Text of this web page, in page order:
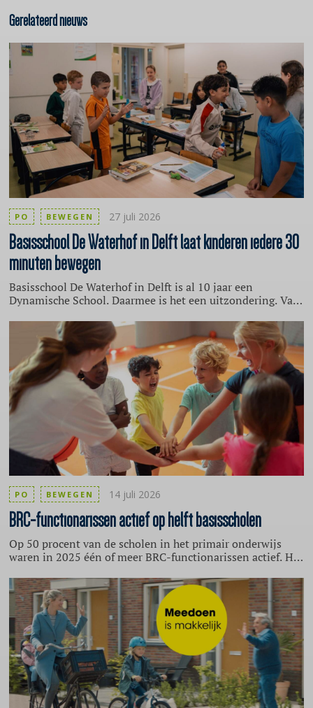
Gerelateerd nieuws
Basisschool De Waterhof in Delft laat kinderen iedere 30
minuten bewegen
Basisschool De Waterhof in Delft is al 10 jaar een
Dynamische School. Daarmee is het een uitzondering. Van
Dynamische School. In gesprek met Pointer van KRO-
NCRV vertellen vakleerkracht gymnastiek Nick Keijser en
directeur Nora Bolderheij waarom ze het belangrijk
vinden.
PO BEWEGEN 27 juli 2026
BRC-functionarissenactief op helft basisscholen
Op 50 procent van de scholen in het primair onderwijs
waren in 2025 één of meer BRC-functionarissen actief. Het
school. Dat blijkt uit onderzoek van het Mulier Instituut.
Een BRC-functionaris (Brede Regeling Combinatiefuncties)
is een professional, zoals een buurtsportcoach of
cultuurcoach, die sport of cultuur verbindt met andere
sectoren. Ze worden door gemeenten ingezet om een
leven lang gezond, inclusief bewegen en
cultuurbeoefening te stimuleren voor specifieke
doelgroepen.
PO BEWEGEN 14 juli 2026